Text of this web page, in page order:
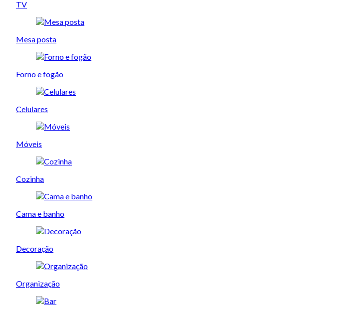
TV
Mesa posta
Forno e fogão
Celulares
Móveis
Cozinha
Cama e banho
Decoração
Organização